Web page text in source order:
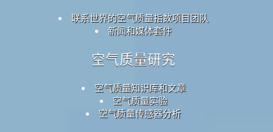
联系世界的空气质量指数项目团队
新闻和媒体套件
空气质量研究
空气质量知识库和文章
空气质量实验
空气质量传感器分析